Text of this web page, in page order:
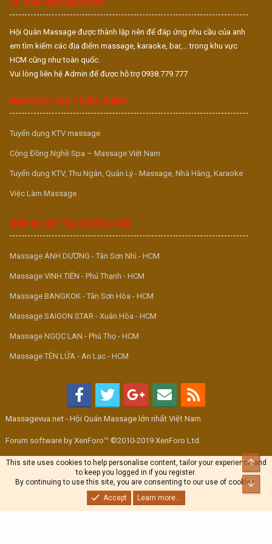
VỀ DIỄN ĐÀN MASSAGE
Hội Quán Massage được thành lập nên để đáp ứng nhu cầu của anh
em tìm kiếm các địa điểm massage, karaoke, bar,... trong khu vực
HCM cũng như toàn quốc.
Vui lòng liên hệ Admin để được hỗ trợ 0938.779.777
MASSAGE VUA TUYỂN DỤNG
Tuyển dụng KTV massage
Cộng Đồng Nghề Spa – Massage Việt Nam
Tuyển dụng KTV, Thu Ngân, Quản Lý - Massage, Nhà Hàng, Karaoke
Việc Làm Massage
ĐƠN VỊ HỢP TÁC QUẢNG CÁO
Massage ÁNH DƯƠNG - Tân Sơn Nhì - HCM
Massage VINH TIÊN - Phú Thạnh - HCM
Massage BANGKOK - Tân Sơn Hòa - HCM
Massage SAIGON STAR - Xuân Hòa - HCM
Massage NGỌC LAN - Phú Thọ - HCM
Massage TÊN LỬA - An Lạc - HCM
Massagevua.net - Hội Quán Massage lớn nhất Việt Nam
Forum software by XenForo™ ©2010-2019 XenForo Ltd.
This site uses cookies to help personalise content, tailor your experience and
to keep you logged in if you register.
By continuing to use this site, you are consenting to our use of cookies.
Accept
Learn more...
Top